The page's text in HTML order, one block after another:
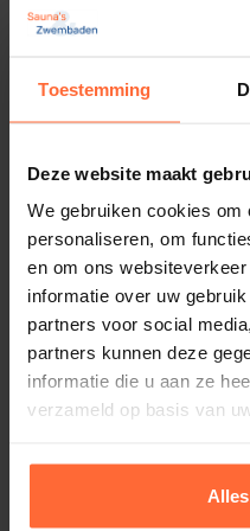
Toestemming
Deze website maakt
We gebruiken cookies
personaliseren, om
en om ons
informatie over uw
partners voor social
partners kunnen deze
informatie die u aan ze
verzameld op basis van
je met deze Polystyreen
Als de wanden zijn
100% Kwaliteit
Deze budget zwembad
tempex en zorgen voor
isolatie, wat de
beter op peil houdt en
energiekosten.
beton heb je
Eindstuk voor
1,50